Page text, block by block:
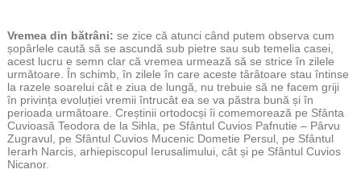
Vremea din bătrâni: se zice că atunci când putem observa cum
șopârlele caută să se ascundă sub pietre sau sub temelia casei,
acest lucru e semn clar că vremea urmează să se strice în zilele
următoare. În schimb, în zilele în care aceste târâtoare stau întinse
la razele soarelui cât e ziua de lungă, nu trebuie să ne facem griji
în privința evoluției vremii întrucât ea se va păstra bună și în
perioada următoare. Creștinii ortodocși îi comemorează pe Sfânta
Cuvioasă Teodora de la Sihla, pe Sfântul Cuvios Pafnutie – Pârvu
Zugravul, pe Sfântul Cuvios Mucenic Dometie Persul, pe Sfântul
Ierarh Narcis, arhiepiscopul Ierusalimului, cât și pe Sfântul Cuvios
Nicanor.